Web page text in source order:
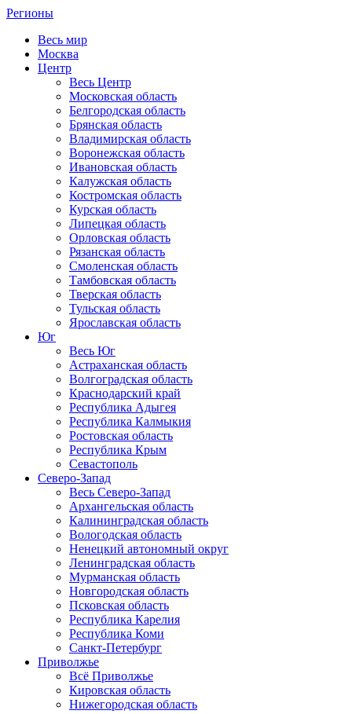
Регионы
Весь мир
Москва
Центр
Весь Центр
Московская область
Белгородская область
Брянская область
Владимирская область
Воронежская область
Ивановская область
Калужская область
Костромская область
Курская область
Липецкая область
Орловская область
Рязанская область
Смоленская область
Тамбовская область
Тверская область
Тульская область
Ярославская область
Юг
Весь Юг
Астраханская область
Волгоградская область
Краснодарский край
Республика Адыгея
Республика Калмыкия
Ростовская область
Республика Крым
Севастополь
Северо-Запад
Весь Северо-Запад
Архангельская область
Калининградская область
Вологодская область
Ненецкий автономный округ
Ленинградская область
Мурманская область
Новгородская область
Псковская область
Республика Карелия
Республика Коми
Санкт-Петербург
Приволжье
Всё Приволжье
Кировская область
Нижегородская область